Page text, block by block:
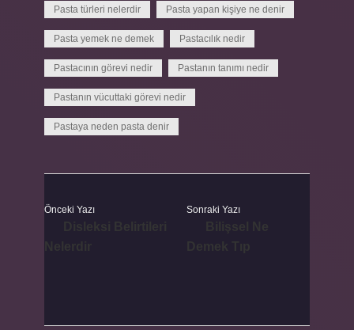
Pasta türleri nelerdir Pasta yapan kişiye ne denir
Pasta yemek ne demek Pastacılık nedir
Pastacının görevi nedir Pastanın tanımı nedir
Pastanın vücuttaki görevi nedir
Pastaya neden pasta denir
Önceki Yazı Sonraki Yazı